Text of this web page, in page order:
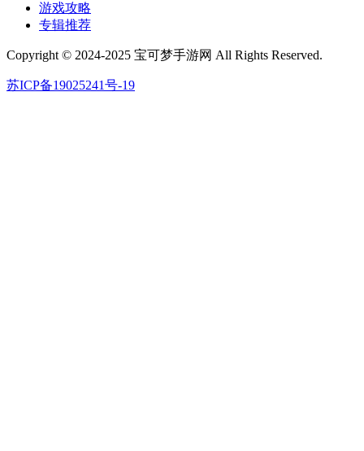
游戏攻略
专辑推荐
Copyright © 2024-2025 宝可梦手游网 All Rights Reserved.
苏ICP备19025241号-19